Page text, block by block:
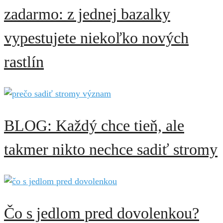
zadarmo: z jednej bazalky
vypestujete niekoľko nových
rastlín
BLOG: Každý chce tieň, ale
takmer nikto nechce sadiť stromy
Čo s jedlom pred dovolenkou?